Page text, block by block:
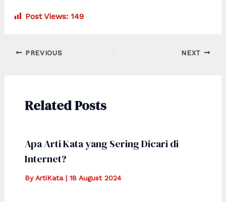
Post Views: 149
Post
PREVIOUS NEXT
Related Posts
Apa Arti Kata yang Sering Dicari di
Internet?
ByArtiKata | 18 August 2024